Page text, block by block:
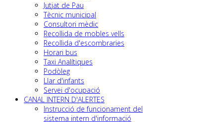
Jutjat de Pau
Tècnic municipal
Consultori mèdic
Recollida de mobles vells
Recollida d'escombraries
Horari bus
Taxi Analítiques
Podòleg
Llar d'infants
Servei d'ocupació
CANAL INTERN D'ALERTES
Instrucció de funcionament del
sistema intern d'informació